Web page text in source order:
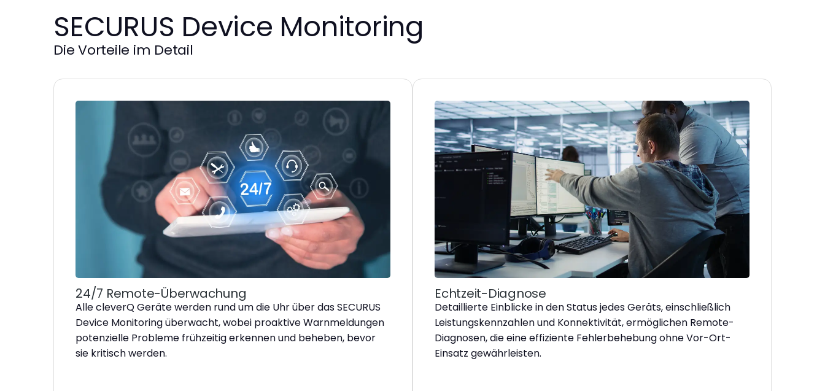
SECURUS Device Monitoring
Die Vorteile im Detail
24/7 Remote-Überwachung
Alle cleverQ Geräte werden rund um die Uhr über das SECURUS
Device Monitoring überwacht, wobei proaktive Warnmeldungen
potenzielle Probleme frühzeitig erkennen und beheben, bevor
sie kritisch werden.
Echtzeit-Diagnose
Detaillierte Einblicke in den Status jedes Geräts, einschließlich
Leistungskennzahlen und Konnektivität, ermöglichen Remote-
Diagnosen, die eine effiziente Fehlerbehebung ohne Vor-Ort-
Einsatz gewährleisten.